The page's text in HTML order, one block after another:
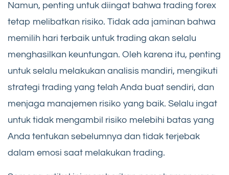
Namun, penting untuk diingat bahwa trading forex
tetap melibatkan risiko. Tidak ada jaminan bahwa
memilih hari terbaik untuk trading akan selalu
menghasilkan keuntungan. Oleh karena itu, penting
untuk selalu melakukan analisis mandiri, mengikuti
strategi trading yang telah Anda buat sendiri, dan
menjaga manajemen risiko yang baik. Selalu ingat
untuk tidak mengambil risiko melebihi batas yang
Anda tentukan sebelumnya dan tidak terjebak
dalam emosi saat melakukan trading.